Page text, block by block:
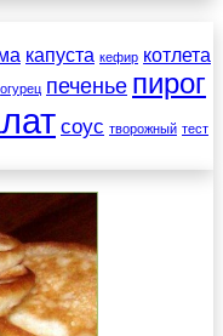
капуста кефир котлета
огурец печенье пирог
соус творожный тест